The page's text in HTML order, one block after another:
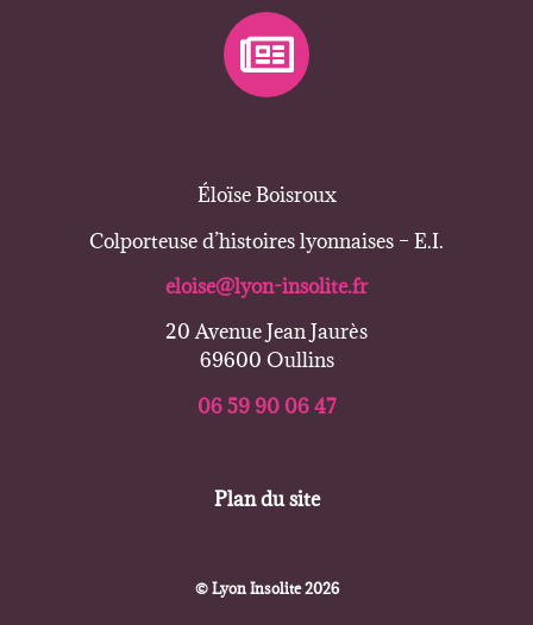
Éloïse Boisroux
Colporteuse d’histoires lyonnaises – E.I.
eloise@lyon-insolite.fr
20 Avenue Jean Jaurès
69600 Oullins
06 59 90 06 47
Plan du site
© Lyon Insolite 2026